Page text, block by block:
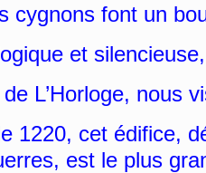
font un
et
L’Horloge, nous
1220, cet édifice,
est le plus